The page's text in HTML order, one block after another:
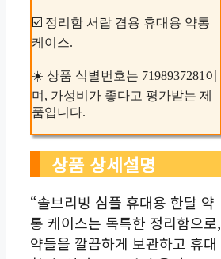
☑️ 정리함 서랍 겸용 휴대용 약통
케이스.
☀️ 상품 식별번호는 7198937281이
며, 가성비가 좋다고 평가받는 제
품입니다.
상품 상세설명
“솔브리빙 심플 휴대용 한달 약
통 케이스는 독특한 정리함으로,
약들을 깔끔하게 보관하고 휴대